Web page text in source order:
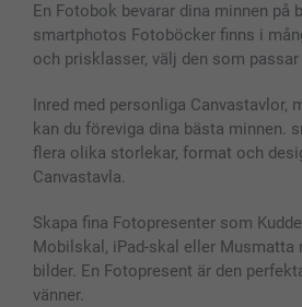
Skal till Mobil & Surfplatta
MyNameBook
Fotoramar & Tillbehör
Presentkort
Alla fotoprodukter
Sitemap
Villkor och garantier
smartbonus
Priser & betalning
En Fotobok bevarar dina minnen på
smartphotos Fotoböcker finns i
och prisklasser, välj den som
Inred med personliga Canvastavlor,
kan du föreviga dina bästa minnen.
flera olika storlekar, format och
Canvastavla.
Skapa fina Fotopresenter som
Mobilskal, iPad-skal eller Musmatta
bilder. En Fotopresent är den
vänner.